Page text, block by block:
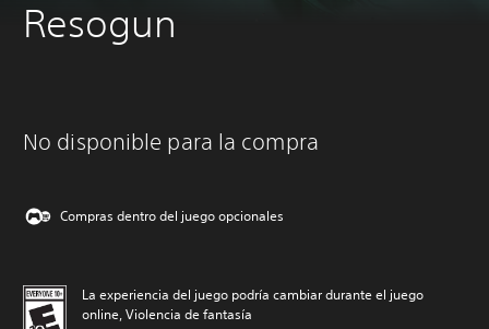
Resogun
No disponible para la compra
Compras dentro del juego opcionales
La experiencia del juego podría cambiar durante el juego
online, Violencia de fantasía